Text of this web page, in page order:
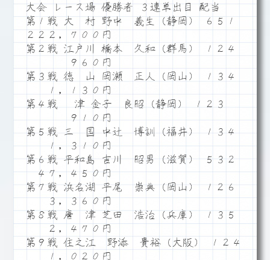
大会 レース場 優勝者 ３連単出目 配当
第１戦 大 村 野中 義生（静岡） ６５１
２２２，７００円
第２戦 江戸川 橋本 久和（群馬） １２４
９６０円
第３戦 徳 山 岡瀬 正人（岡山） １３４
１，１３０円
第４戦 津 金子 良昭（静岡） １２３
９１０円
第５戦 三 国 中辻 博訓（福井） １３４
１，３１０円
第６戦 平和島 吉川 昭男（滋賀） ５３２
４７，４５０円
第７戦 浜名湖 平尾 崇典（岡山） １２６
３，３６０円
第８戦 唐 津 芝田 浩治（兵庫） １３５
２，４７０円
第９戦 住之江 野添 貴裕（大阪） １２４
１，０２０円